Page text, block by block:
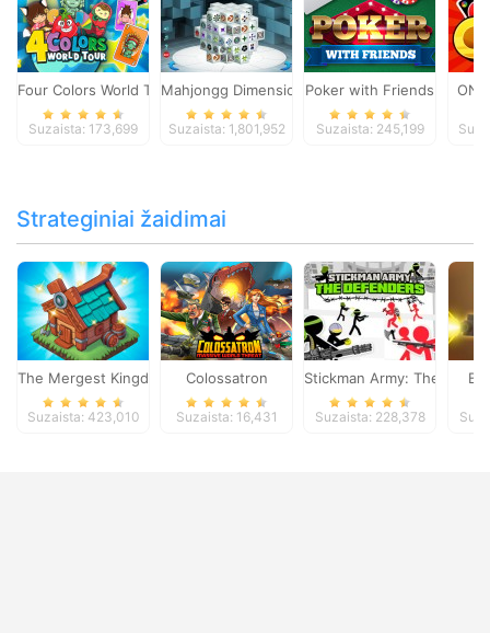
Four Colors World Tour
Suzaista: 173,699
Mahjongg Dimensions
Suzaista: 1,801,952
Poker with Friends
Suzaista: 245,199
Strateginiai žaidimai
The Mergest Kingdom
Suzaista: 423,010
Colossatron
Suzaista: 16,431
Stickman Army: The
Suzaista: 228,378